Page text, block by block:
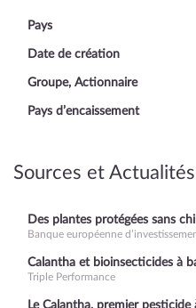
Pays
Date de création
Groupe, Actionnaire
Pays d’encaissement
Sources et Actualités
Des plantes protégées sans
Banque européenne
Calantha et bioinsecticides à
Triple Performance
Le Calantha, premier